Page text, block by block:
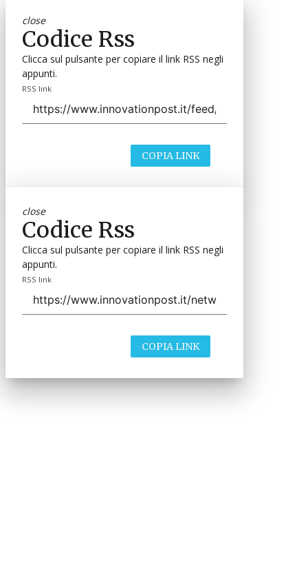
close
Codice Rss
Clicca sul pulsante per copiare il link RSS negli
appunti.
RSS link
COPIA LINK
close
Codice Rss
Clicca sul pulsante per copiare il link RSS negli
appunti.
RSS link
COPIA LINK